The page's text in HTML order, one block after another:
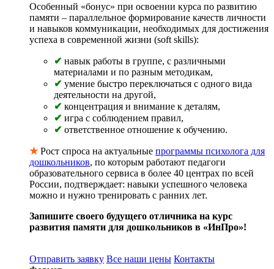
Особенный «бонус» при освоении курса по развитию
памяти – параллельное формирование качеств личности
и навыков коммуникации, необходимых для достижения
успеха в современной жизни (soft skills):
✔ навык работы в группе, с различными
материалами и по разным методикам,
✔ умение быстро переключаться с одного вида
деятельности на другой,
✔ концентрация и внимание к деталям,
✔ игра с соблюдением правил,
✔ ответственное отношение к обучению.
★Рост спроса на актуальные программы психолога для
дошкольников, по которым работают педагоги
образовательного сервиса в более 40 центрах по всей
России, подтверждает: навыки успешного человека
можно и нужно тренировать с ранних лет.
Запишите своего будущего отличника на курс
развития памяти для дошкольников в «ИнПро»!
Отправить заявку Все наши цены Контакты